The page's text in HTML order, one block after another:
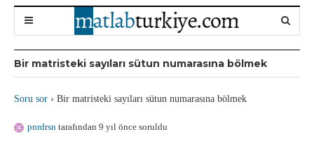
Bir matristeki sayıları sütun numarasına bölmek
Soru sor › Bir matristeki sayıları sütun numarasına bölmek
pnrdrsn tarafından 9 yıl önce soruldu